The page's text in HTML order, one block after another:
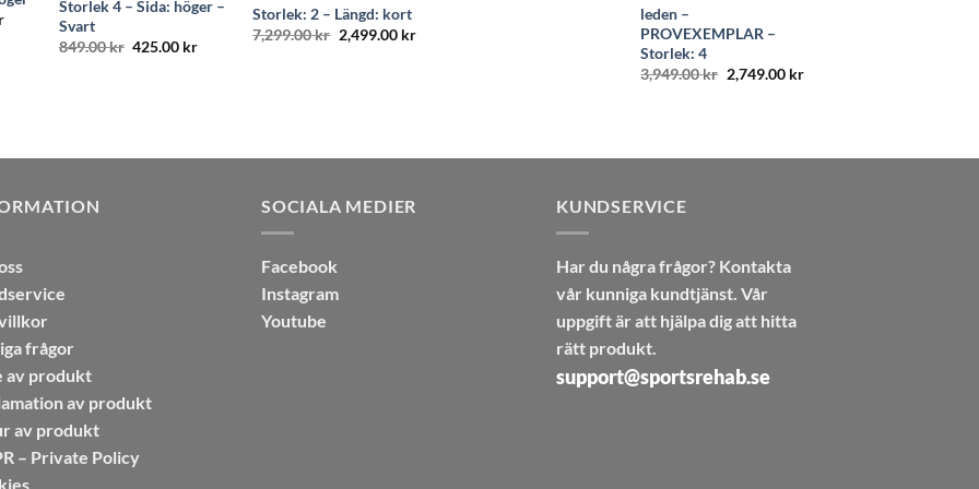
Det
nuvarande
Storlek 4 – Sida: höger –
Svart
849.00kr Det
425.00 krDet
Storlek: 2 – Längd: kort
7,299.00kr Det
ursprungliga
2,499.00 krDet
419.00 kr.leden –
PROVEXEMPLAR –
Storlek: 4
3,949.00kr Det
ursprungliga
2,749.00 krDet
frågor
av produkt
av produkt
av produkt
– Private Policy
SOCIALA MEDIER
Facebook
Instagram
Youtube
KUNDSERVICE
Har du några frågor? Kontakta
vår kunniga kundtjänst. Vår
uppgift är att hjälpa dig att hitta
rätt produkt.
support@sportsrehab.se